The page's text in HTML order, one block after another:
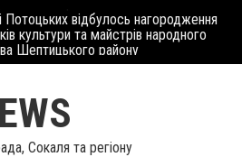
Потоцьких відбулось нагородження
культури та майстрів народного
Шептицького району
Сокаля та регіону